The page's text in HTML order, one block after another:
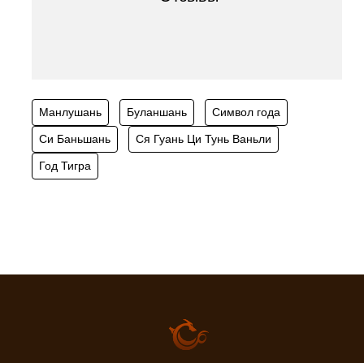
Манлушань Буланшань Символ года
Си Баньшань Ся Гуань Ци Тунь Ваньли
Год Тигра